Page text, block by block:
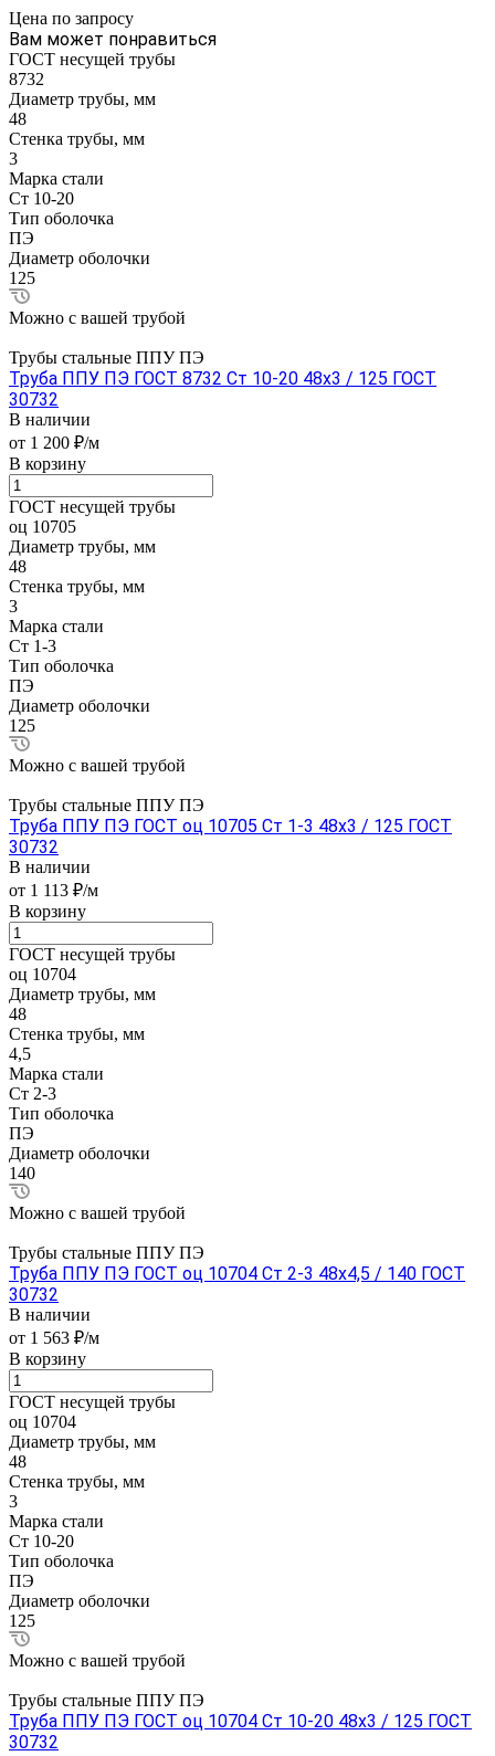
Цена по запросу
Вам может понравиться
ГОСТ несущей трубы
8732
Диаметр трубы, мм
48
Стенка трубы, мм
3
Марка стали
Ст 10-20
Тип оболочка
ПЭ
Диаметр оболочки
125
Можно с вашей трубой
Трубы стальные ППУ ПЭ
Труба ППУ ПЭ ГОСТ 8732 Ст 10-20 48x3 / 125 ГОСТ
30732
В наличии
от 1 200 ₽/м
В корзину
ГОСТ несущей трубы
оц 10705
Диаметр трубы, мм
48
Стенка трубы, мм
3
Марка стали
Ст 1-3
Тип оболочка
ПЭ
Диаметр оболочки
125
Можно с вашей трубой
Трубы стальные ППУ ПЭ
Труба ППУ ПЭ ГОСТ оц 10705 Ст 1-3 48x3 / 125 ГОСТ
30732
В наличии
от 1 113 ₽/м
В корзину
ГОСТ несущей трубы
оц 10704
Диаметр трубы, мм
48
Стенка трубы, мм
4,5
Марка стали
Ст 2-3
Тип оболочка
ПЭ
Диаметр оболочки
140
Можно с вашей трубой
Трубы стальные ППУ ПЭ
Труба ППУ ПЭ ГОСТ оц 10704 Ст 2-3 48x4,5 / 140 ГОСТ
30732
В наличии
от 1 563 ₽/м
В корзину
ГОСТ несущей трубы
оц 10704
Диаметр трубы, мм
48
Стенка трубы, мм
3
Марка стали
Ст 10-20
Тип оболочка
ПЭ
Диаметр оболочки
125
Можно с вашей трубой
Трубы стальные ППУ ПЭ
Труба ППУ ПЭ ГОСТ оц 10704 Ст 10-20 48x3 / 125 ГОСТ
30732